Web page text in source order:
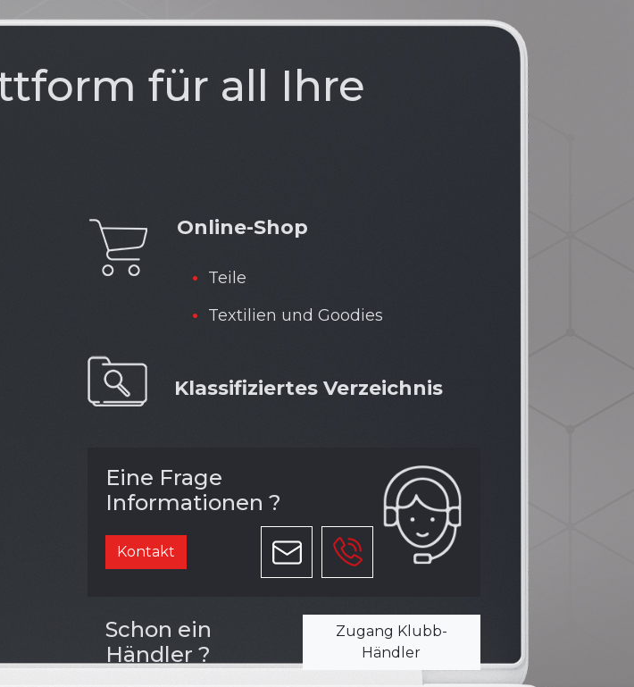
für all Ihre
Online-Shop
Teile
Textilien und Goodies
Klassifiziertes Verzeichnis
Eine Frage
Informationen ?
Kontakt
Schon ein
Händler ?
Zugang Klubb-
Händler